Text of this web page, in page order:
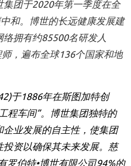
集团于2020年第一季度在全
和。博世的长远健康发展建
络拥有约85500名研发人
，遍布全球136个国家和地
于1886年在斯图加特创
程车间”。博世集团独特的
业发展的自主性，使集团
资以确保其未来发展。慈
罗伯特•博世有限公司94%的